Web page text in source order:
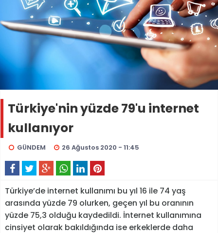
Türkiye'nin yüzde 79'u internet
kullanıyor
GÜNDEM 26 Ağustos 2020 - 11:45
Türkiye’de internet kullanımı bu yıl 16 ile 74 yaş
arasında yüzde 79 olurken, geçen yıl bu oranının
yüzde 75,3 olduğu kaydedildi. İnternet kullanımına
cinsiyet olarak bakıldığında ise erkeklerde daha